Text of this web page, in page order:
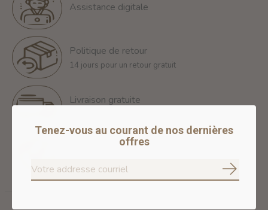
Assistance digitale
Politique de retour
14 jours pour un retour gratuit
Livraison gratuite
Paiements 100% sécurisés
Nous assurons des paiements sécurisés
Tenez-vous au courant de nos dernières
offres